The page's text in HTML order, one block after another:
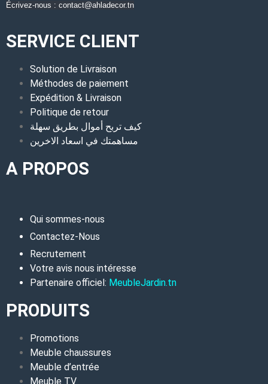
Écrivez-nous : contact@ahladecor.tn
SERVICE CLIENT
Solution de Livraison
Méthodes de paiement
Expédition & Livraison
Politique de retour
كيف تربح أموال بطريق سهلة
مساهمتك في اسعاد الاخرين
A PROPOS
Qui sommes-nous
Contactez-Nous
Recrutement
Votre avis nous intéresse
Partenaire officiel: MeubleJardin.tn
PRODUITS
Promotions
Meuble chaussures
Meuble d’entrée
Meuble TV